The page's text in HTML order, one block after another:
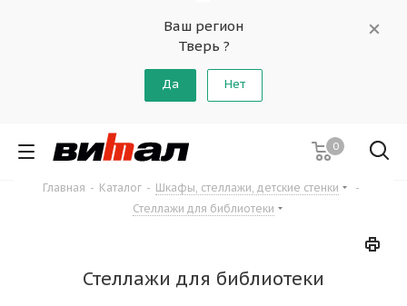
Ваш регион
Тверь ?
Да Нет
0
Главная - Каталог - Шкафы, стеллажи, детские стенки
-
Стеллажи для библиотеки
Стеллажи для библиотеки